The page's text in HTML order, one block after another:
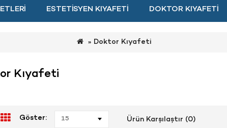
ESTETISYEN KIYAFETI DOKTOR KIYAFETI
Doktor Kıyafeti
Kıyafeti
Göster: 15 Ürün Karşılaştır (0)